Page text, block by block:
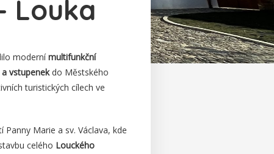
Louka
modernímultifunkční
vstupenekdo Městského
turistických cílech ve
Marie a sv. Václava, kde
celého Louckého